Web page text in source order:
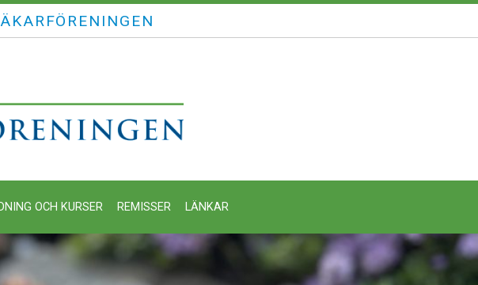
OCH KURSER REMISSER LÄNKAR